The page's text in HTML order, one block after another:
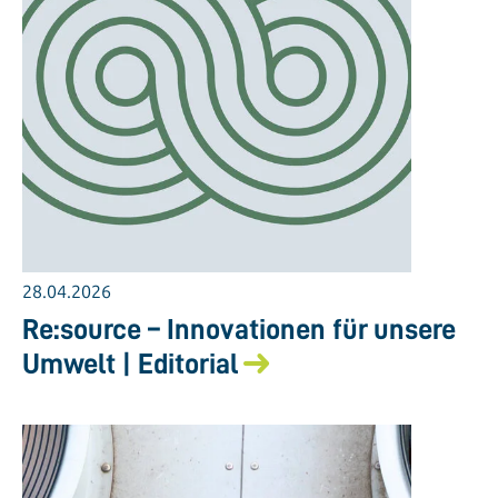
28.04.2026
Re:source – Innovationen für unsere
Umwelt | Editorial